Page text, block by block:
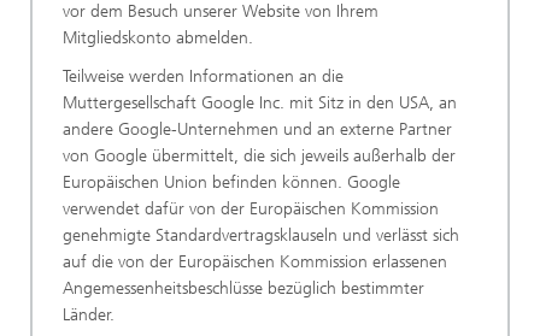
vor dem Besuch unserer Website von Ihrem
Mitgliedskonto abmelden.
Teilweise werden Informationen an die
Muttergesellschaft Google Inc. mit Sitz in den USA, an
andere Google-Unternehmen und an externe Partner
von Google übermittelt, die sich jeweils außerhalb der
Europäischen Union befinden können. Google
verwendet dafür von der Europäischen Kommission
genehmigte Standardvertragsklauseln und verlässt sich
auf die von der Europäischen Kommission erlassenen
Angemessenheitsbeschlüsse bezüglich bestimmter
Länder.